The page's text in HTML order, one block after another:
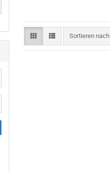
Sortieren nach
Sortieren nach